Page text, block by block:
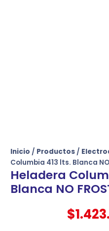
Inicio / Productos /
Columbia 413 lts. Blanca NO
Heladera
Blanca NO
$